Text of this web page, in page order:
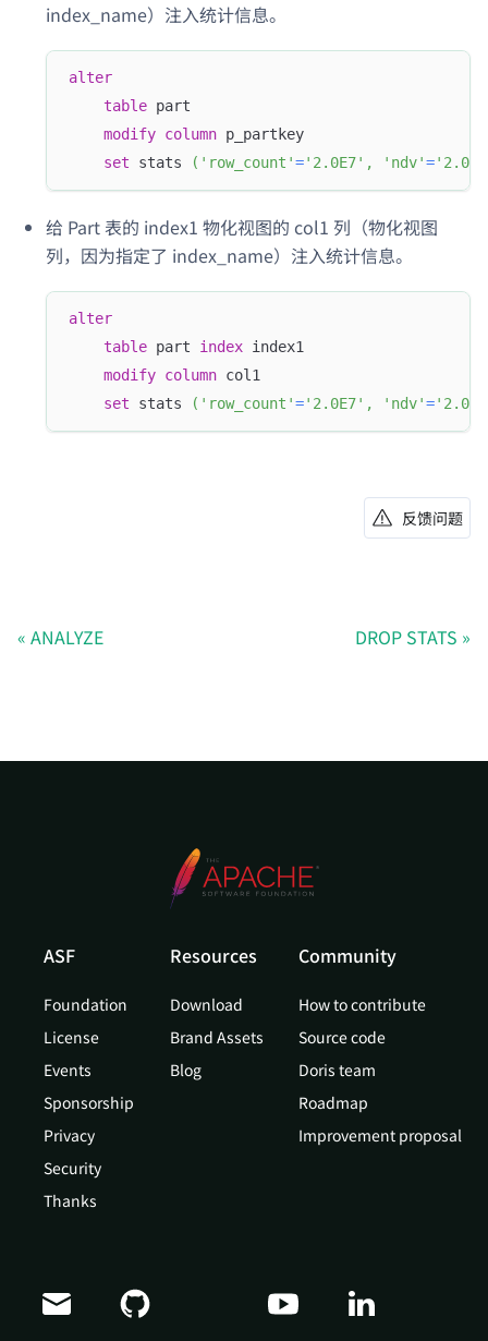
index_name）注入统计信息。
alter
table part
modify column p_partkey
set stats ( 'row_count'='2.0E7' , 'ndv'=
给 Part 表的 index1 物化视图的 col1 列（物化视图
列，因为指定了 index_name）注入统计信息。
alter
table part index index1
modify column col1
set stats ( 'row_count'='2.0E7' , 'ndv'=
反馈问题
ANALYZE DROP STATS
ASF
Foundation
License
Events
Sponsorship
Privacy
Security
Thanks
Resources
Download
Brand Assets
Blog
Community
How to contribute
Source code
Doris team
Roadmap
Improvement proposal